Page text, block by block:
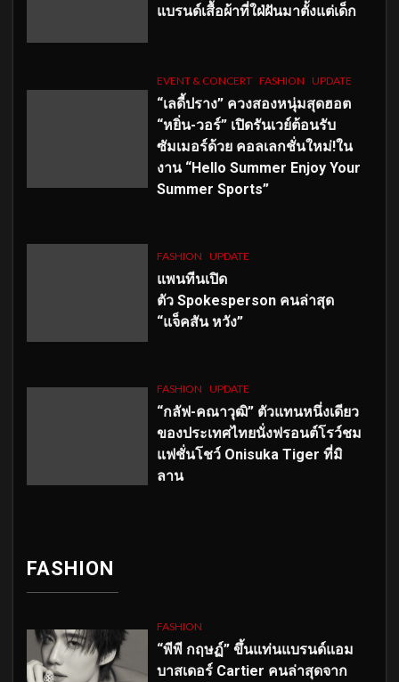
แบรนด์เสื้อผ้าที่ใฝ่ฝันมาตั้งแต่เด็ก
EVENT & CONCERT FASHION UPDATE
“เลดี้ปราง” ควงสองหนุ่มสุดฮอต
“หยิ่น-วอร์” เปิดรันเวย์ต้อนรับ
ซัมเมอร์ด้วย คอลเลกชั่นใหม่!ใน
งาน “Hello Summer Enjoy Your
Summer Sports”
FASHION UPDATE
แพนทีนเปิด
ตัว Spokesperson คนล่าสุด
“แจ็คสัน หวัง”
FASHION UPDATE
“กลัฟ-คณาวุฒิ” ตัวแทนหนึ่งเดียว
ของประเทศไทยนั่งฟรอนต์โรว์ชม
แฟชั่นโชว์ Onisuka Tiger ที่มิ
ลาน
FASHION
FASHION
“พีพี กฤษฏ์” ขึ้นแท่นแบรนด์แอม
บาสเดอร์ Cartier คนล่าสุดจาก